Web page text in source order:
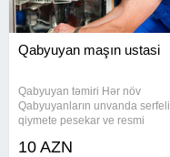
Qabyuyan maşın ustasi
Qabyuyan təmiri Hər növ
Qabyuyanların unvanda serfeli
qiymete pesekar ve resmi
Unvanda temir Ucuz ve etibarlı
10 AZN